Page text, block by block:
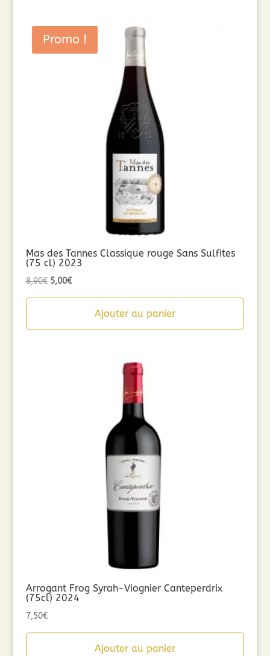
Promo !
Mas des Tannes Classique rouge Sans Sulfites
(75 cl) 2023
8,90€ Le
5,00€Le
Ajouter au panier
Arrogant Frog Syrah-Viognier Canteperdrix
(75cl) 2024
7,50€
Ajouter au panier